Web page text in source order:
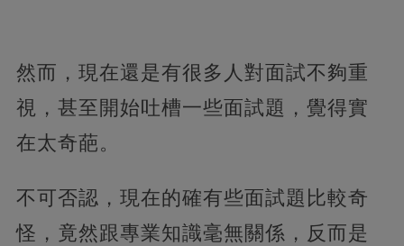
然而，現在還是有很多人對面試不夠重
視，甚至開始吐槽一些面試題，覺得實
在太奇葩。
不可否認，現在的確有些面試題比較奇
怪，竟然跟專業知識毫無關係，反而是